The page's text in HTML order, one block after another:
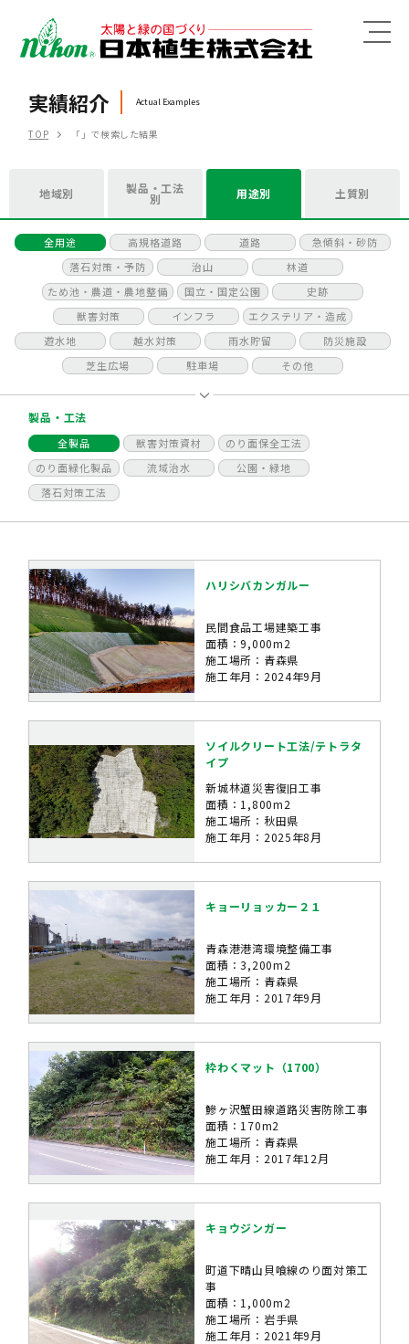
MENU
実績紹介 Actual Examples
TOP 「」で検索した結果
地域別 製品・工法
別 用途別 土質別
全用途 高規格道路 道路
急傾斜・砂防
落石対策・予防
治山
林道
ため池・農道・農地整備
国立・国定公園
史跡
獣害対策
インフラ
エクステリア・造成
遊水地
越水対策 雨水貯留
防災施設
芝生広場
駐車場 その他
製品・工法
全製品 獣害対策資材
のり面保全工法
のり面緑化製品
流域治水
公園・緑地
落石対策工法
ハリシバカンガルー
民間食品工場建築工事
面積：9,000m2
施工場所：青森県
施工年月：2024年9月
ソイルクリート工法/テトラタ
イプ
新城林道災害復旧工事
面積：1,800m2
施工場所：秋田県
施工年月：2025年8月
キョーリョッカー２１
青森港港湾環境整備工事
面積：3,200m2
施工場所：青森県
施工年月：2017年9月
枠わくマット（1700）
鰺ヶ沢蟹田線道路災害防除工事
面積：170m2
施工場所：青森県
施工年月：2017年12月
キョウジンガー
町道下晴山貝喰線のり面対策工
事
面積：1,000m2
施工場所：岩手県
施工年月：2021年9月